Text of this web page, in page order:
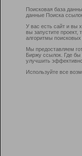
Поисковая база
данные Поиска
У вас есть сайт и вы
вы запустите
алгоритмы
Мы предоставляем
Биржу ссылок. Где
улучшить
Используйте все